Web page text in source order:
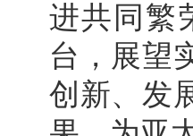
进共同繁
台，展望
创新、发